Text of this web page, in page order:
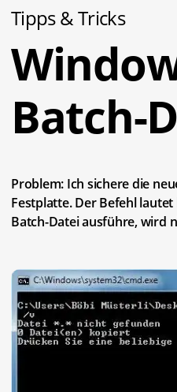
Tipps & Tricks
Batch-
Problem: Ich sichere die
Festplatte. Der Befehl
Batch-Datei ausführe, wird